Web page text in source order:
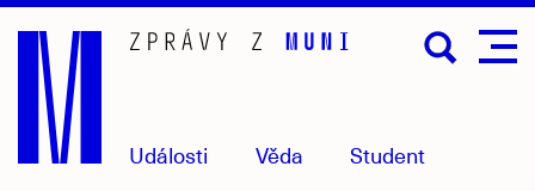
Přejít
hlavní
obsah
Události Věda Student